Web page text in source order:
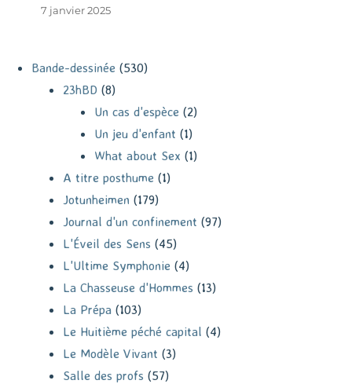
7 janvier 2025
Bande-dessinée (530)
23hBD (8)
Un cas d'espèce (2)
Un jeu d'enfant (1)
What about Sex (1)
A titre posthume (1)
Jotunheimen (179)
Journal d'un confinement (97)
L'Éveil des Sens (45)
L'Ultime Symphonie (4)
La Chasseuse d'Hommes (13)
La Prépa (103)
Le Huitième péché capital (4)
Le Modèle Vivant (3)
Salle des profs (57)